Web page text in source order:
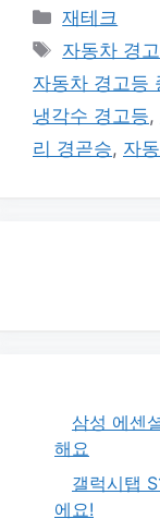
카
테
고
리
재테크
태
그
자동차 경
자동차 경고등
냉각수 경고등,
리 경곧승, 자
삼성 에센
해요
갤럭시탭
에요!